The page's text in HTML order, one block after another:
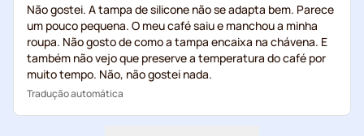
Não gostei. A tampa de silicone não se adapta bem. Parece
um pouco pequena. O meu café saiu e manchou a minha
roupa. Não gosto de como a tampa encaixa na chávena. E
também não vejo que preserve a temperatura do café por
muito tempo. Não, não gostei nada.
Tradução automática